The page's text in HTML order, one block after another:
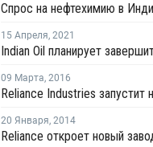
15 Апреля, 2021
09 Марта, 2016
20 Января, 2014